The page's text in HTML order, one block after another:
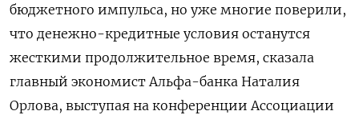
бюджетного импульса, но уже многие поверили,
что денежно-кредитные условия останутся
жесткими продолжительное время, сказала
главный экономист Альфа-банка Наталия
Орлова, выступая на конференции Ассоциации